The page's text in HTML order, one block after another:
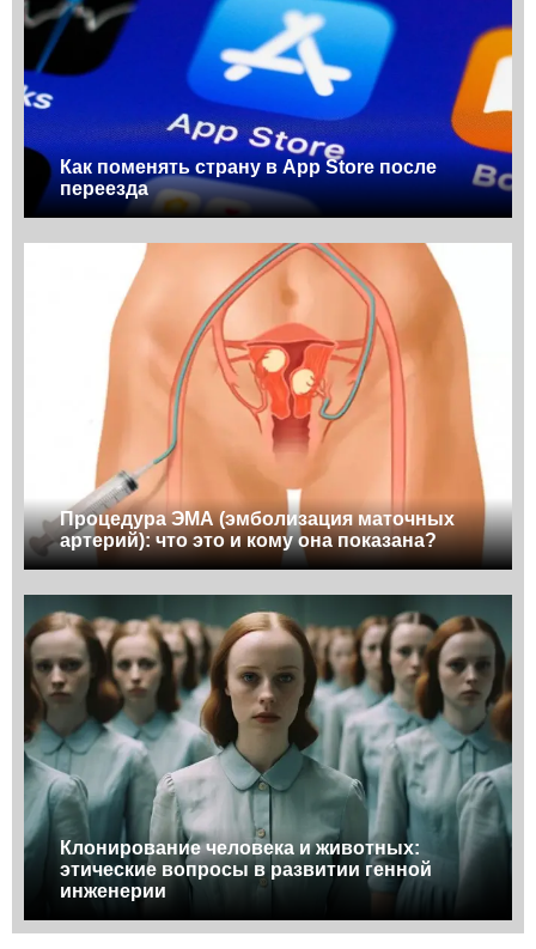
Как поменять страну в App Store после
переезда
Процедура ЭМА (эмболизация маточных
артерий): что это и кому она показана?
Клонирование человека и животных:
этические вопросы в развитии генной
инженерии